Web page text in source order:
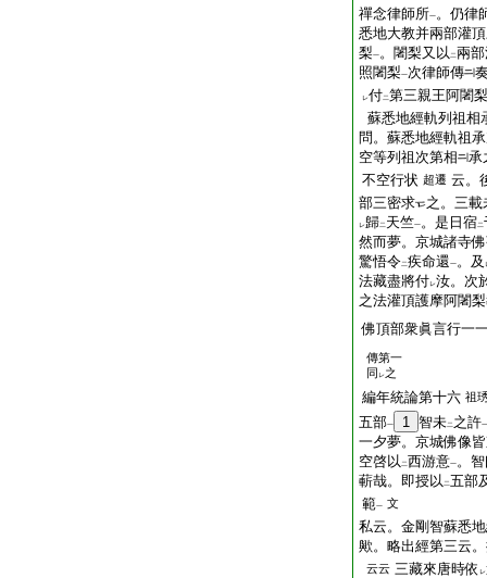
禪念律師所一。仍律
悉地大教并兩部灌
梨一。闍梨又以 二兩
照闍梨一次律師傳
レ付二第三親王阿闍梨
蘇悉地經軌列祖相
問。蘇悉地經軌祖
空等列祖次第相
承
不空行状 超遷 云。
部三密求
之。三載
レ歸二 天竺一。是日宿二
然而夢。京城諸寺
驚悟令二疾命還一。及
法藏盡將付レ汝。次
之法灌頂護摩阿闍
佛頂部衆眞言行一
傳第一
同 レ之
編年統論第十六 祖
五部一 1 智未二 之許一
一夕夢。京城佛像
空啓以 二西游意一。
蔪哉。即授以 二五部
範一 文
私云。金剛智蘇悉
歟。略出經第三云
云云 三藏來唐時依 レ